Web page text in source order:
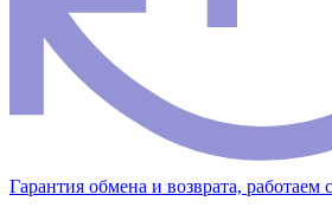
Гарантия обмена и возврата, работаем